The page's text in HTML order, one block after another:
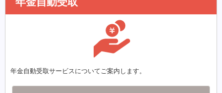
年金自動受取サービスについてご案内します。